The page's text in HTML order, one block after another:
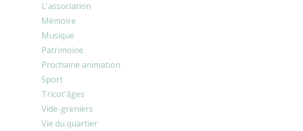
L'association
Mémoire
Musique
Patrimoine
Prochaine animation
Sport
Tricot'âges
Vide-greniers
Vie du quartier